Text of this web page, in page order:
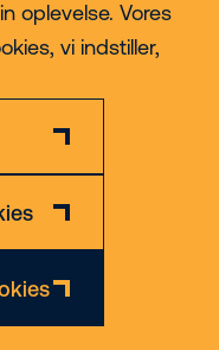
oplevelse. Vores
vi indstiller,
CVR nr. 30609492